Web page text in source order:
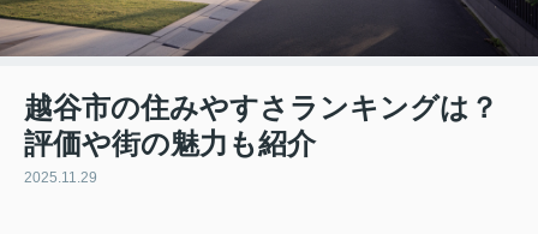
越谷市の住みやすさランキングは？
評価や街の魅力も紹介
2025.11.29